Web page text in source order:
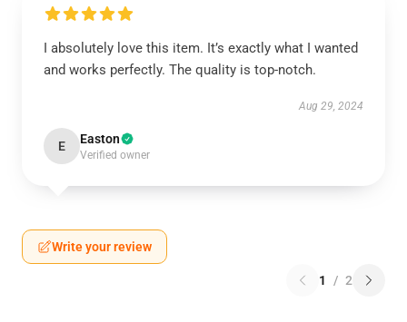
I absolutely love this item. It’s exactly what I wanted
and works perfectly. The quality is top-notch.
Aug 29, 2024
E Easton
Verified owner
Write your review
1 / 2